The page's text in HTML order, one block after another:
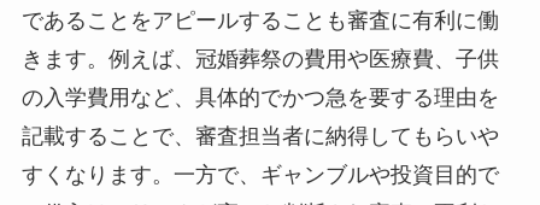
であることをアピールすることも審査に有利に働
きます。例えば、冠婚葬祭の費用や医療費、子供
の入学費用など、具体的でかつ急を要する理由を
記載することで、審査担当者に納得してもらいや
すくなります。一方で、ギャンブルや投資目的で